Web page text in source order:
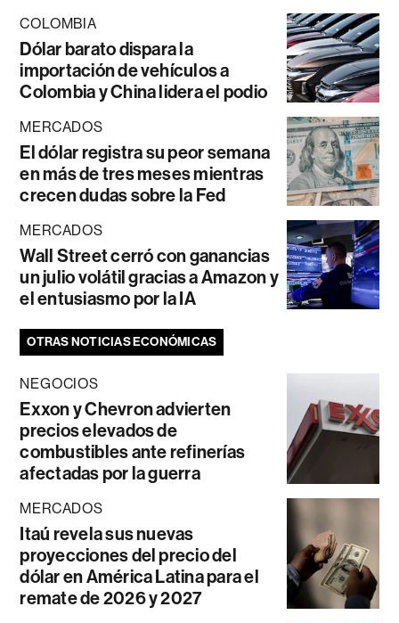
COLOMBIA
Dólar barato dispara la
importación de vehículos a
Colombia y China lidera el podio
MERCADOS
El dólar registra su peor semana
en más de tres meses mientras
crecen dudas sobre la Fed
MERCADOS
Wall Street cerró con ganancias
un julio volátil gracias a Amazon y
el entusiasmo por la IA
OTRAS NOTICIAS ECONÓMICAS
NEGOCIOS
Exxon y Chevron advierten
precios elevados de
combustibles ante refinerías
afectadas por la guerra
MERCADOS
Itaú revela sus nuevas
proyecciones del precio del
dólar en América Latina para el
remate de 2026 y 2027